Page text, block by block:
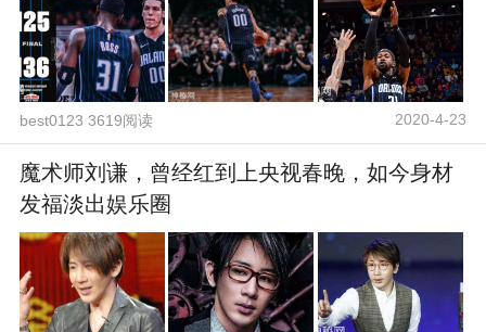
best0123 3619阅读 2020-4-23
魔术师刘谦，曾经红到上央视春晚，如今身材
发福淡出娱乐圈